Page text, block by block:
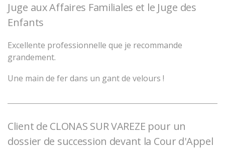
Juge aux Affaires Familiales et le Juge des
Enfants
Excellente professionnelle que je recommande
grandement.
Une main de fer dans un gant de velours !
Client de CLONAS SUR VAREZE pour un
dossier de succession devant la Cour d'Appel